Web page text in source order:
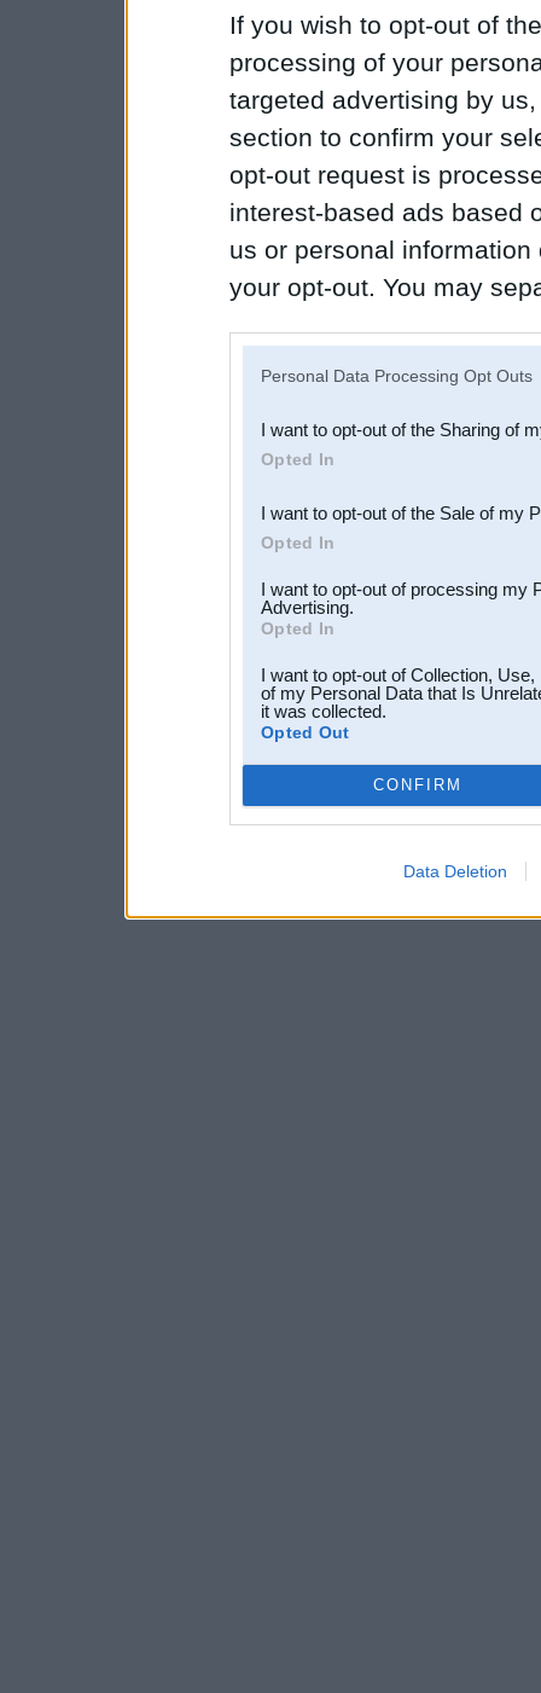
If you wish to opt-out of
processing of your
targeted advertising by
section to confirm your
opt-out request is
interest-based ads based
us or personal
your opt-out. You may
Downstream Participants
third parties.
Personal Data Processing Opt Outs
I want to opt-out of the Sharing of
Opted In
I want to opt-out of the Sale of my
Opted In
I want to opt-out of processing my
Advertising.
Opted In
I want to opt-out of Collection,
of my Personal Data that Is
it was collected.
Opted Out
CONFIRM
Data Deletion